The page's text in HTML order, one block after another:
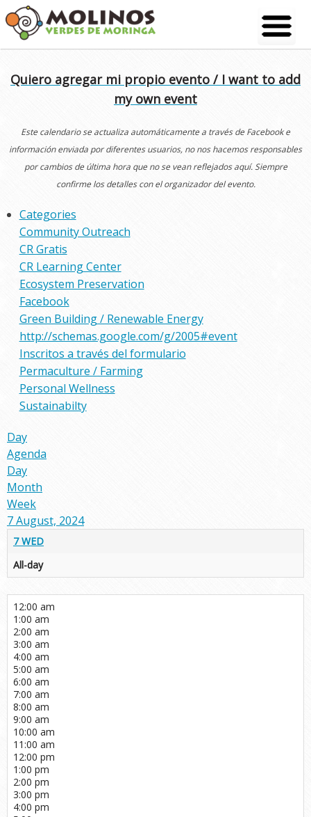
Skip
to
content
Quiero agregar mi propio evento / I want to add
my own event
Este calendario se actualiza automáticamente a través de Facebook e
información enviada por diferentes usuarios, no nos hacemos responsables
por cambios de última hora que no se vean reflejados aquí. Siempre
confirme los detalles con el organizador del evento.
Categories
Community Outreach
CR Gratis
CR Learning Center
Ecosystem Preservation
Facebook
Green Building / Renewable Energy
http://schemas.google.com/g/2005#event
Inscritos a través del formulario
Permaculture / Farming
Personal Wellness
Sustainabilty
Day
Agenda
Day
Month
Week
7 August, 2024
7 WED
All-day
12:00 am
1:00 am
2:00 am
3:00 am
4:00 am
5:00 am
6:00 am
7:00 am
8:00 am
9:00 am
10:00 am
11:00 am
12:00 pm
1:00 pm
2:00 pm
3:00 pm
4:00 pm